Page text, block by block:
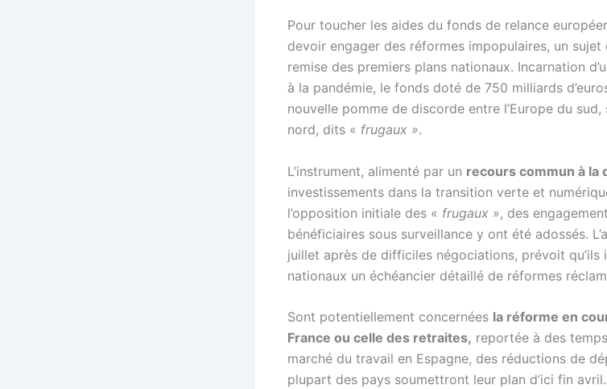
Pour toucher les aides du fonds de relance
devoir engager des réformes impopulaires, un
remise des premiers plans nationaux. Incarnation
à la pandémie, le fonds doté de 750 milliards
nouvelle pomme de discorde entre l’Europe du
nord, dits « frugaux ».
L’instrument, alimenté par un recours commun à la
investissements dans la transition verte et
l’opposition initiale des « frugaux », des
bénéficiaires sous surveillance y ont été adossés.
juillet après de difficiles négociations, prévoit qu’ils
nationaux un échéancier détaillé de réformes
Sont potentiellement concernées la réforme en
France ou celle des retraites, reportée à des
marché du travail en Espagne, des réductions de
plupart des pays soumettront leur plan d’ici fin